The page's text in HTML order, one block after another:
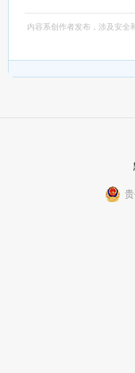
内容系创作者发布，涉及安全